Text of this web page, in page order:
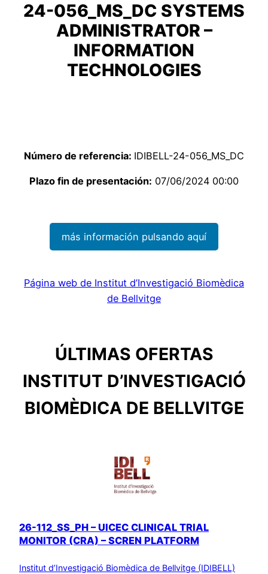
24-056_MS_DC SYSTEMS
ADMINISTRATOR –
INFORMATION
TECHNOLOGIES
Número de referencia: IDIBELL-24-056_MS_DC
Plazo fin de presentación: 07/06/2024 00:00
más información pulsando aquí
Página web de Institut d’Investigació Biomèdica
de Bellvitge
ÚLTIMAS OFERTAS
INSTITUT D’INVESTIGACIÓ
BIOMÈDICA DE BELLVITGE
26-112_SS_PH – UICEC CLINICAL TRIAL
MONITOR (CRA) – SCREN PLATFORM
Institut d’Investigació Biomèdica de Bellvitge (IDIBELL)